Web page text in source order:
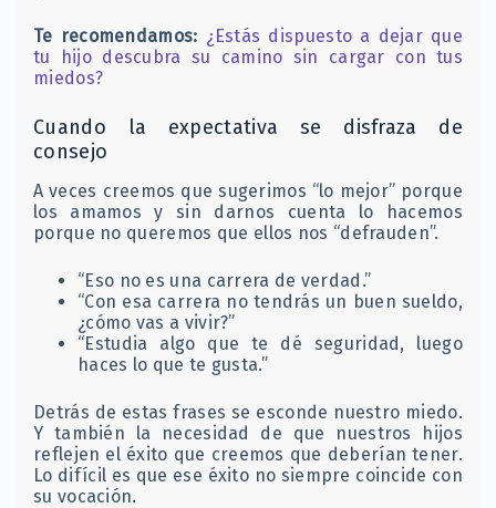
Te recomendamos: ¿Estás dispuesto a dejar que
tu hijo descubra su camino sin cargar con tus
miedos?
Cuando la expectativa se disfraza de
consejo
A veces creemos que sugerimos “lo mejor” porque
los amamos y sin darnos cuenta lo hacemos
porque no queremos que ellos nos “defrauden”.
“Eso no es una carrera de verdad.”
“Con esa carrera no tendrás un buen sueldo,
¿cómo vas a vivir?”
“Estudia algo que te dé seguridad, luego
haces lo que te gusta.”
Detrás de estas frases se esconde nuestro miedo.
Y también la necesidad de que nuestros hijos
reflejen el éxito que creemos que deberían tener.
Lo difícil es que ese éxito no siempre coincide con
su vocación.